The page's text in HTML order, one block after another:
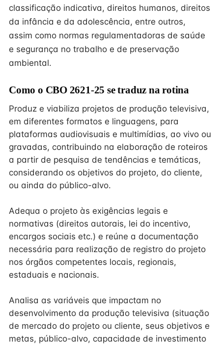
classificação indicativa, direitos humanos, direitos
da infância e da adolescência, entre outros,
assim como normas regulamentadoras de saúde
e segurança no trabalho e de preservação
ambiental.
Como o CBO 2621-25 se traduz na rotina
Produz e viabiliza projetos de produção televisiva,
em diferentes formatos e linguagens, para
plataformas audiovisuais e multimídias, ao vivo ou
gravadas, contribuindo na elaboração de roteiros
a partir de pesquisa de tendências e temáticas,
considerando os objetivos do projeto, do cliente,
ou ainda do público-alvo.
Adequa o projeto às exigências legais e
normativas (direitos autorais, lei do incentivo,
encargos sociais etc.) e reúne a documentação
necessária para realização de registro do projeto
nos órgãos competentes locais, regionais,
estaduais e nacionais.
Analisa as variáveis que impactam no
desenvolvimento da produção televisiva (situação
de mercado do projeto ou cliente, seus objetivos e
metas, público-alvo, capacidade de investimento